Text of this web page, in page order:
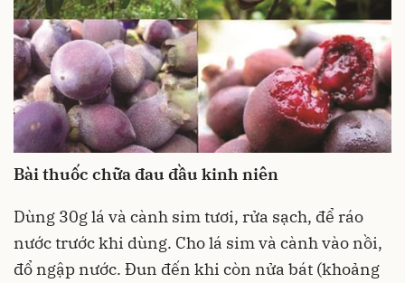
Bài thuốc chữa đau đầu kinh niên
Dùng 30g lá và cành sim tươi, rửa sạch, để ráo
nước trước khi dùng. Cho lá sim và cành vào nồi,
đổ ngập nước. Đun đến khi còn nửa bát (khoảng